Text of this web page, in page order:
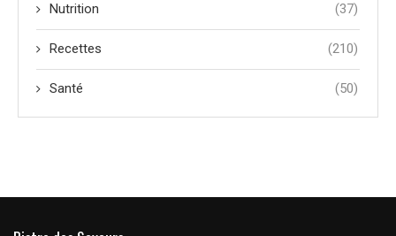
Nutrition (37)
Recettes (210)
Santé (50)